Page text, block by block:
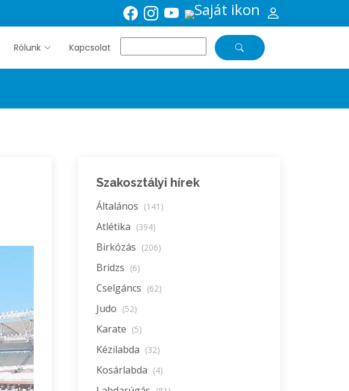
Rólunk Kapcsolat
Szakosztályi hírek
Általános (141)
Atlétika (394)
Birkózás (206)
Bridzs (6)
Cselgáncs (62)
Judo (52)
Karate (5)
Kézilabda (32)
Kosárlabda (4)